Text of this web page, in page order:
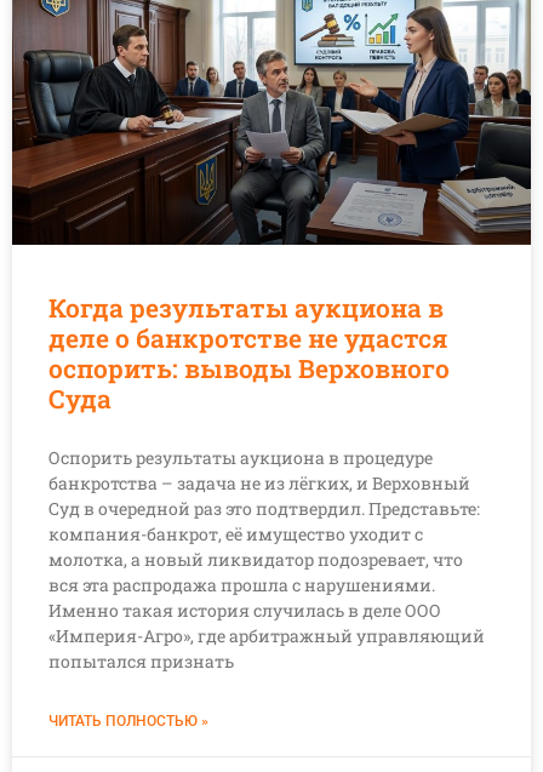
Когда результаты аукциона в
деле о банкротстве не удастся
оспорить: выводы Верховного
Суда
Оспорить результаты аукциона в процедуре
банкротства – задача не из лёгких, и Верховный
Суд в очередной раз это подтвердил. Представьте:
компания-банкрот, её имущество уходит с
молотка, а новый ликвидатор подозревает, что
вся эта распродажа прошла с нарушениями.
Именно такая история случилась в деле ООО
«Империя-Агро», где арбитражный управляющий
попытался признать
ЧИТАТЬ ПОЛНОСТЬЮ »